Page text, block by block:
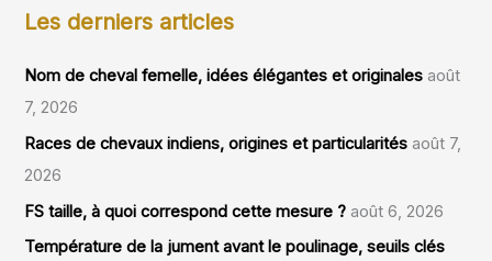
Les derniers articles
Nom de cheval femelle, idées élégantes et originales août
7, 2026
Races de chevaux indiens, origines et particularités août 7,
2026
FS taille, à quoi correspond cette mesure ? août 6, 2026
Température de la jument avant le poulinage, seuils clés